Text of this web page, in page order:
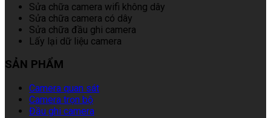
Sửa chữa camera wifi không dây
Sửa chữa camera có dây
Sửa chữa đầu ghi camera
Lấy lại dữ liệu camera
SẢN PHẨM
Camera quan sát
Camera trọn bộ
Đầu ghi camera